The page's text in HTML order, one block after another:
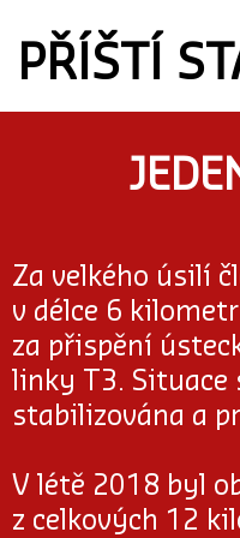
PŘÍŠTÍ
Za velkého úsilí
v délce 6
za přispění
linky T3. Situace
stabilizována a
V létě 2018 byl
z celkových 12